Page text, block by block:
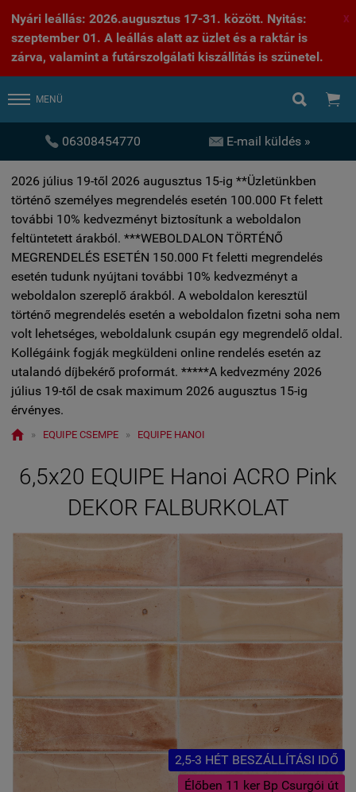
Nyári leállás: 2026.augusztus 17-31. között. Nyitás:
szeptember 01. A leállás alatt az üzlet és a raktár is
zárva, valamint a futárszolgálati kiszállítás is szünetel.
X
MENÜ  
 06308454770  E-mail küldés »
2026 július 19-től 2026 augusztus 15-ig **Üzletünkben
történő személyes megrendelés esetén 100.000 Ft felett
további 10% kedvezményt biztosítunk a weboldalon
feltüntetett árakból. ***WEBOLDALON TÖRTÉNŐ
MEGRENDELÉS ESETÉN 150.000 Ft feletti megrendelés
esetén tudunk nyújtani további 10% kedvezményt a
weboldalon szereplő árakból. A weboldalon keresztül
történő megrendelés esetén a weboldalon fizetni soha nem
volt lehetséges, weboldalunk csupán egy megrendelő oldal.
Kollégáink fogják megküldeni online rendelés esetén az
utalandó díjbekérő proformát. *****A kedvezmény 2026
július 19-től de csak maximum 2026 augusztus 15-ig
érvényes.
 » EQUIPE CSEMPE » EQUIPE HANOI
6,5x20 EQUIPE Hanoi ACRO Pink
DEKOR FALBURKOLAT
2,5-3 HÉT BESZÁLLÍTÁSI IDŐ
Élőben 11 ker Bp Csurgói út